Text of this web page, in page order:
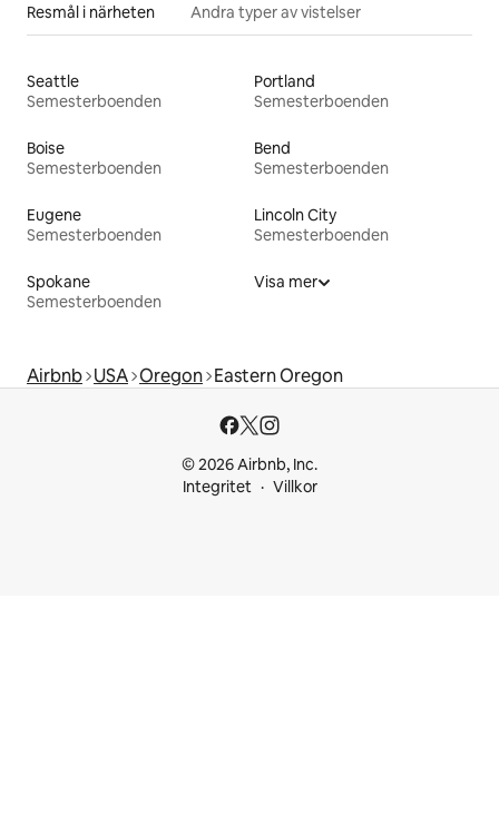
Resmål i närheten Andra typer av vistelser
Seattle
Semesterboenden
Portland
Semesterboenden
Boise
Semesterboenden
Bend
Semesterboenden
Eugene
Semesterboenden
Lincoln City
Semesterboenden
Spokane
Semesterboenden
Visa mer
Airbnb USA Oregon Eastern Oregon
© 2026 Airbnb, Inc.
Integritet
Villkor